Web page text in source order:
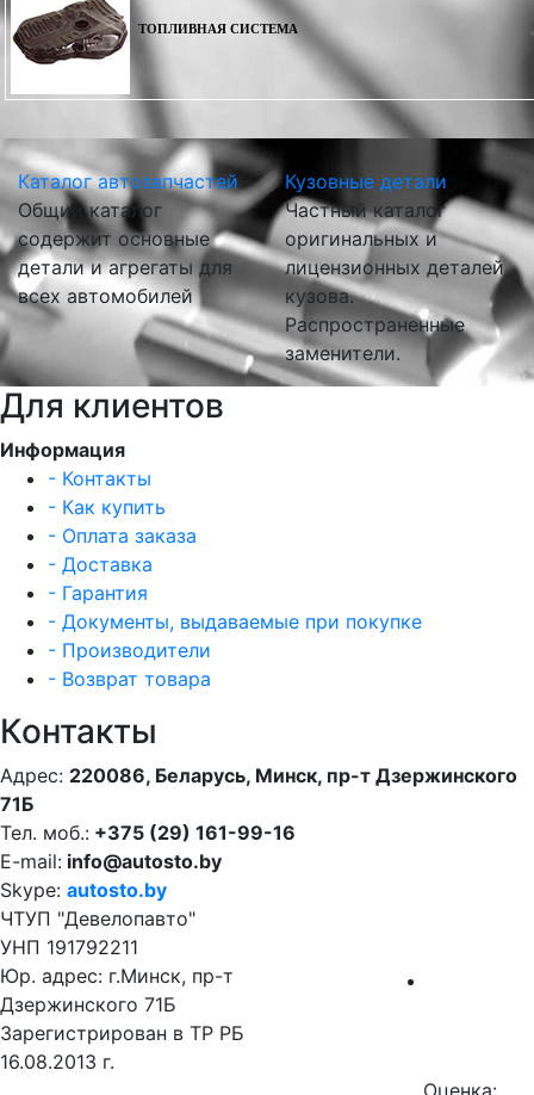
ТОПЛИВНАЯ СИСТЕМА
Каталог автозапчастей
Общий каталог
содержит основные
детали и агрегаты для
всех автомобилей
Кузовные детали
Частный каталог
оригинальных и
лицензионных деталей
кузова.
Распространенные
заменители.
Для клиентов
Информация
- Контакты
- Как купить
- Оплата заказа
- Доставка
- Гарантия
- Документы, выдаваемые при покупке
- Производители
- Возврат товара
Контакты
Адрес: 220086, Беларусь, Минск, пр-т Дзержинского
71Б
Тел. моб.: +375 (29) 161-99-16
E-mail: info@autosto.by
Skype: autosto.by
ЧТУП "Девелопавто"
УНП 191792211
Юр. адрес: г.Минск, пр-т
Дзержинского 71Б
Зарегистрирован в ТР РБ
16.08.2013 г.
Оценка: